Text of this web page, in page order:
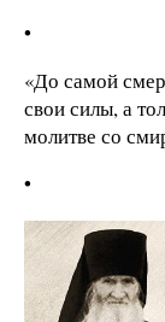
•
«До самой
свои силы, а
молитве со
•